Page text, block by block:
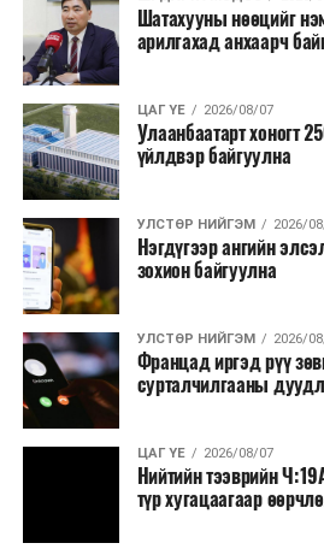
Шатахууны нөөцийг
арилгахад анхаарч
ЦАГ ҮЕ 2026/08/07
Улаанбаатарт хоногт
үйлдвэр байгуулна
УЛСТӨР НИЙГЭМ 2026/
Нэгдүгээр ангийн
зохион байгуулна
УЛСТӨР НИЙГЭМ 2026/
Францад иргэд рүү
сурталчилгааны
ЦАГ ҮЕ 2026/08/07
Нийтийн тээврийн
түр хугацаагаар